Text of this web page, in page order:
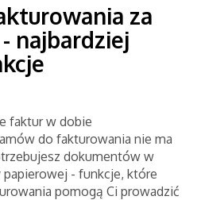
za
najbardziej
faktur w dobie
do fakturowania nie ma
dokumentów w
- funkcje, które
pomogą Ci prowadzić